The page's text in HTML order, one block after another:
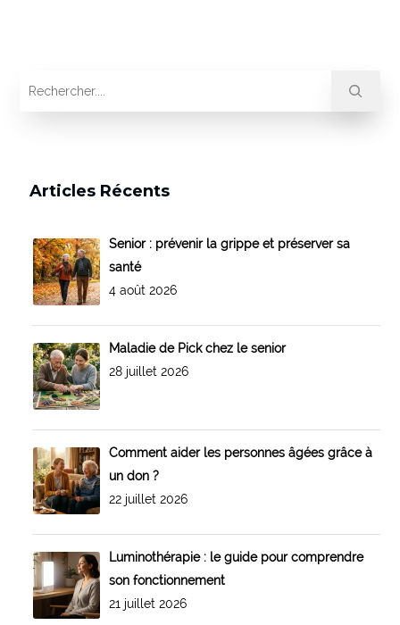
Articles Récents
Senior : prévenir la grippe et préserver sa
santé
4 août 2026
Maladie de Pick chez le senior
28 juillet 2026
Comment aider les personnes âgées grâce à
un don ?
22 juillet 2026
Luminothérapie : le guide pour comprendre
son fonctionnement
21 juillet 2026